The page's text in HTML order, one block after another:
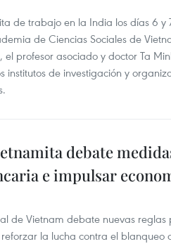
de trabajo en la India los días 6 y
de Ciencias Sociales de
el profesor asociado y doctor Ta
institutos de investigación y
debate
e impulsar
de Vietnam debate nuevas reglas
la lucha contra el blanqueo